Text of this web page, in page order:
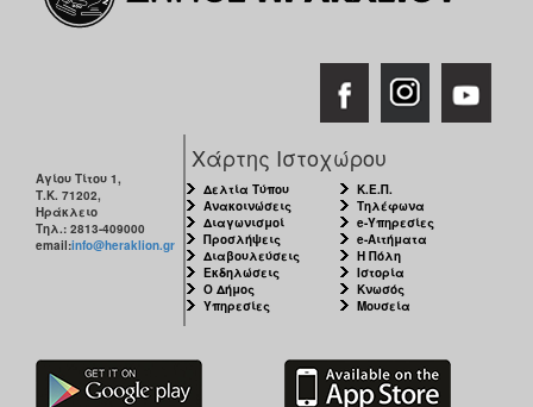
Αγίου Τίτου 1,
Τ.Κ. 71202,
Ηράκλειο
Τηλ.: 2813-409000
email:info@heraklion.gr
Χάρτης Ιστοχώρου
Δελτία Τύπου
Ανακοινώσεις
Διαγωνισμοί
Προσλήψεις
Διαβουλεύσεις
Εκδηλώσεις
Ο Δήμος
Υπηρεσίες
Κ.Ε.Π.
Τηλέφωνα
e-Υπηρεσίες
e-Αιτήματα
Η Πόλη
Ιστορία
Κνωσός
Μουσεία